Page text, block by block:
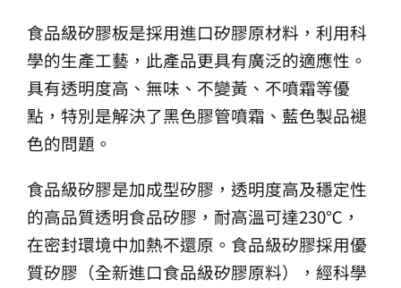
矽膠客製
生產製造
選購指南
公司介紹
食品級矽膠板是採用進口矽膠原材料，利用科
學的生產工藝，此產品更具有廣泛的適應性。
具有透明度高、無味、不變黃、不噴霜等優
點，特別是解決了黑色膠管噴霜、藍色製品褪
色的問題。
食品級矽膠是加成型矽膠，透明度高及穩定性
的高品質透明食品矽膠，耐高溫可達230℃，
在密封環境中加熱不還原。食品級矽膠採用優
質矽膠（全新進口食品級矽膠原料），經科學